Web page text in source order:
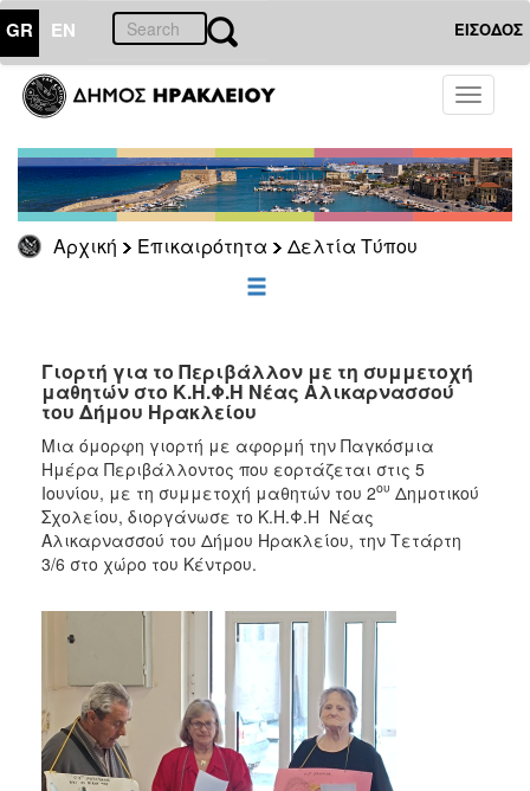
GR EN ΕΙΣΟΔΟΣ
Toggle
Αρχική Επικαιρότητα Δελτία Τύπου
ΕΠΙΚΑΙΡΟΤΗΤΑ
Τύπου
Αρχείο
ΕΠΙΣΚΕΠΤΗΣ
ΗΡΑΚΛΕΙΟ
Γιορτή για το Περιβάλλον με τη συμμετοχή
μαθητών στο Κ.Η.Φ.Η Νέας Αλικαρνασσού
του Δήμου Ηρακλείου
Μια όμορφη γιορτή με αφορμή την Παγκόσμια
Ημέρα Περιβάλλοντος που εορτάζεται στις 5
Ιουνίου, με τη συμμετοχή μαθητών του 2ου Δημοτικού
Σχολείου, διοργάνωσε το Κ.Η.Φ.Η Νέας
Αλικαρνασσού του Δήμου Ηρακλείου, την Τετάρτη
3/6 στο χώρο του Κέντρου.